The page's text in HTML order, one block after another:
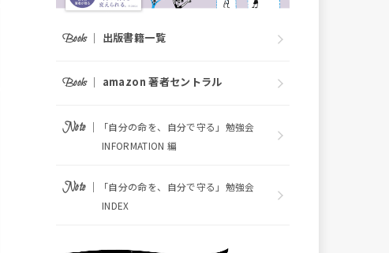
Books｜ 出版書籍一覧
Books｜ amazon 著者セントラル
Note｜
「自分の命を、自分で守る」勉強会
INFORMATION 編
Note｜
「自分の命を、自分で守る」勉強会
INDEX